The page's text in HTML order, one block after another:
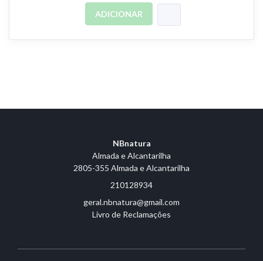
ADICIONAR
NBnatura
Almada e Alcantarilha
2805-355 Almada e Alcantarilha
210128934
geral.nbnatura@gmail.com
Livro de Reclamações